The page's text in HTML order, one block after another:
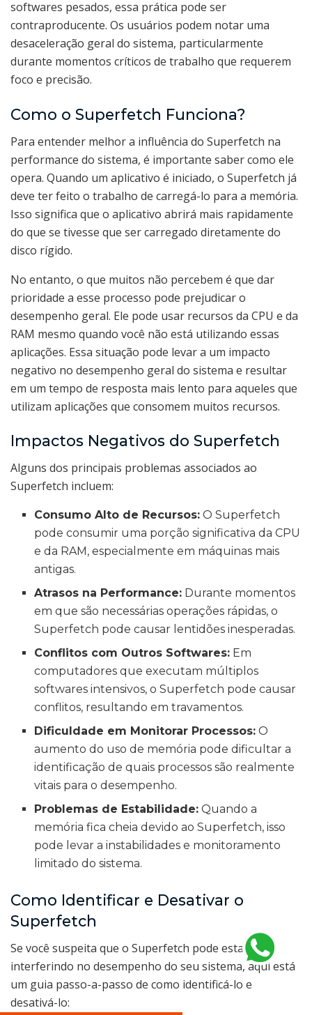
softwares pesados, essa prática pode ser
contraproducente. Os usuários podem notar uma
desaceleração geral do sistema, particularmente
durante momentos críticos de trabalho que requerem
foco e precisão.
Como o Superfetch Funciona?
Para entender melhor a influência do Superfetch na
performance do sistema, é importante saber como ele
opera. Quando um aplicativo é iniciado, o Superfetch já
deve ter feito o trabalho de carregá-lo para a memória.
Isso significa que o aplicativo abrirá mais rapidamente
do que se tivesse que ser carregado diretamente do
disco rígido.
No entanto, o que muitos não percebem é que dar
prioridade a esse processo pode prejudicar o
desempenho geral. Ele pode usar recursos da CPU e da
RAM mesmo quando você não está utilizando essas
aplicações. Essa situação pode levar a um impacto
negativo no desempenho geral do sistema e resultar
em um tempo de resposta mais lento para aqueles que
utilizam aplicações que consomem muitos recursos.
Impactos Negativos do Superfetch
Alguns dos principais problemas associados ao
Superfetch incluem:
Consumo Alto de Recursos: O Superfetch
pode consumir uma porção significativa da CPU
e da RAM, especialmente em máquinas mais
antigas.
Atrasos na Performance: Durante momentos
em que são necessárias operações rápidas, o
Superfetch pode causar lentidões inesperadas.
Conflitos com Outros Softwares: Em
computadores que executam múltiplos
softwares intensivos, o Superfetch pode causar
conflitos, resultando em travamentos.
Dificuldade em Monitorar Processos: O
aumento do uso de memória pode dificultar a
identificação de quais processos são realmente
vitais para o desempenho.
Problemas de Estabilidade: Quando a
memória fica cheia devido ao Superfetch, isso
pode levar a instabilidades e monitoramento
limitado do sistema.
Como Identificar e Desativar o
Superfetch
Se você suspeita que o Superfetch pode estar
interferindo no desempenho do seu sistema, aqui está
um guia passo-a-passo de como identificá-lo e
desativá-lo: